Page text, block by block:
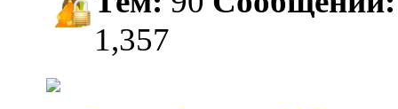
1,357